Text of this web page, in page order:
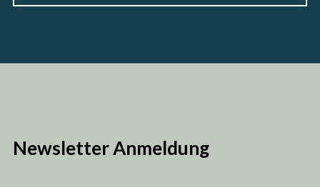
Newsletter Anmeldung